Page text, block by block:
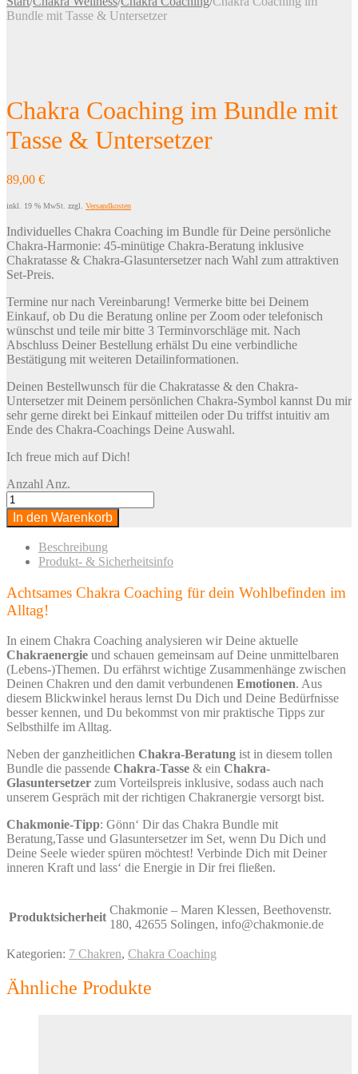
Bundle mit Tasse & Untersetzer
Chakra Coaching im Bundle mit
Tasse & Untersetzer
89,00 €
inkl. 19 % MwSt. zzgl. Versandkosten
Individuelles Chakra Coaching im Bundle für Deine persönliche
Chakra-Harmonie: 45-minütige Chakra-Beratung inklusive
Chakratasse & Chakra-Glasuntersetzer nach Wahl zum attraktiven
Set-Preis.
Termine nur nach Vereinbarung! Vermerke bitte bei Deinem
Einkauf, ob Du die Beratung online per Zoom oder telefonisch
wünschst und teile mir bitte 3 Terminvorschläge mit. Nach
Abschluss Deiner Bestellung erhälst Du eine verbindliche
Bestätigung mit weiteren Detailinformationen.
Deinen Bestellwunsch für die Chakratasse & den Chakra-
Untersetzer mit Deinem persönlichen Chakra-Symbol kannst Du mir
sehr gerne direkt bei Einkauf mitteilen oder Du triffst intuitiv am
Ende des Chakra-Coachings Deine Auswahl.
Ich freue mich auf Dich!
Anzahl Anz.
In den Warenkorb
Beschreibung
Produkt- & Sicherheitsinfo
Achtsames Chakra Coaching für dein Wohlbefinden im
Alltag!
In einem Chakra Coaching analysieren wir Deine aktuelle
Chakraenergie und schauen gemeinsam auf Deine unmittelbaren
(Lebens-)Themen. Du erfährst wichtige Zusammenhänge zwischen
Deinen Chakren und den damit verbundenen Emotionen. Aus
diesem Blickwinkel heraus lernst Du Dich und Deine Bedürfnisse
besser kennen, und Du bekommst von mir praktische Tipps zur
Selbsthilfe im Alltag.
Neben der ganzheitlichen Chakra-Beratung ist in diesem tollen
Bundle die passende Chakra-Tasse & ein Chakra-
Glasuntersetzer zum Vorteilspreis inklusive, sodass auch nach
unserem Gespräch mit der richtigen Chakranergie versorgt bist.
Chakmonie-Tipp: Gönn‘ Dir das Chakra Bundle mit
Beratung,Tasse und Glasuntersetzer im Set, wenn Du Dich und
Deine Seele wieder spüren möchtest! Verbinde Dich mit Deiner
inneren Kraft und lass‘ die Energie in Dir frei fließen.
Produktsicherheit
Chakmonie – Maren Klessen, Beethovenstr.
180, 42655 Solingen, info@chakmonie.de
Kategorien: 7 Chakren, Chakra Coaching
Ähnliche Produkte